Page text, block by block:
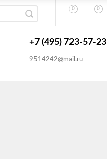
0 0
+7 (495) 723-57-23
9514242@mail.ru